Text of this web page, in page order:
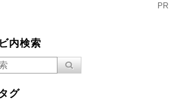
PR
内検索
グ